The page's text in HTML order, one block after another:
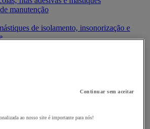
manutenção
de isolamento, insonorização e
Elétrico
Continuar sem aceitar
ao nosso site é importante para nós!